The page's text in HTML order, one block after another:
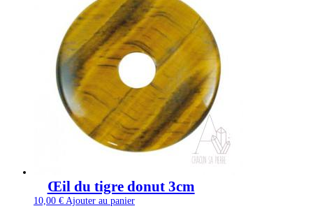
Œil du tigre donut 3cm
10,00 € Ajouter au panier